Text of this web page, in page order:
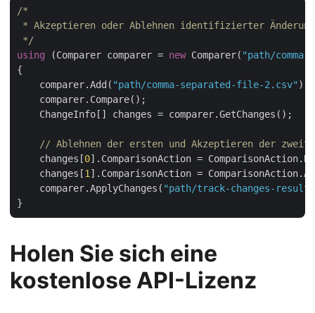
/*
* Akzeptieren oder Ablehnen identifizierter
*/
using (Comparer comparer = new Comparer( "path/
{
    comparer.Add(
"path/comma-separated-file-2.csv" );
    comparer.Compare();
    ChangeInfo[] changes = comparer.GetChanges();
// Ablehnen der ersten und Akzeptieren der
    changes[
0].ComparisonAction =
    changes[
1 ].ComparisonAction =
    comparer.ApplyChanges(
"path/track-changes-
Holen Sie sich eine
kostenlose API-Lizenz